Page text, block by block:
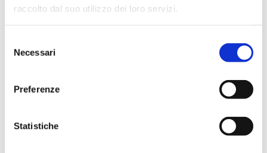
raccolto dal suo utilizzo dei loro servizi.
delNecessari
Preferenze
Statistiche